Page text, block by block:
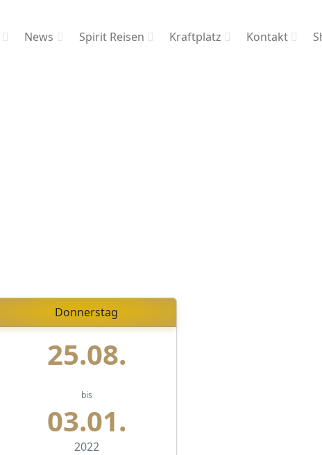
News Spirit Reisen Kraftplatz Kontakt
Donnerstag
25.08.
bis
03.01.
2022